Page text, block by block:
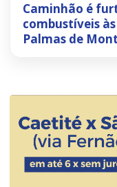
Caminhão é
combustíveis
Palmas de